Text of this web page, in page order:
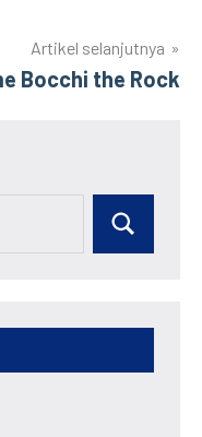
Artikel selanjutnya
Bocchi the Rock